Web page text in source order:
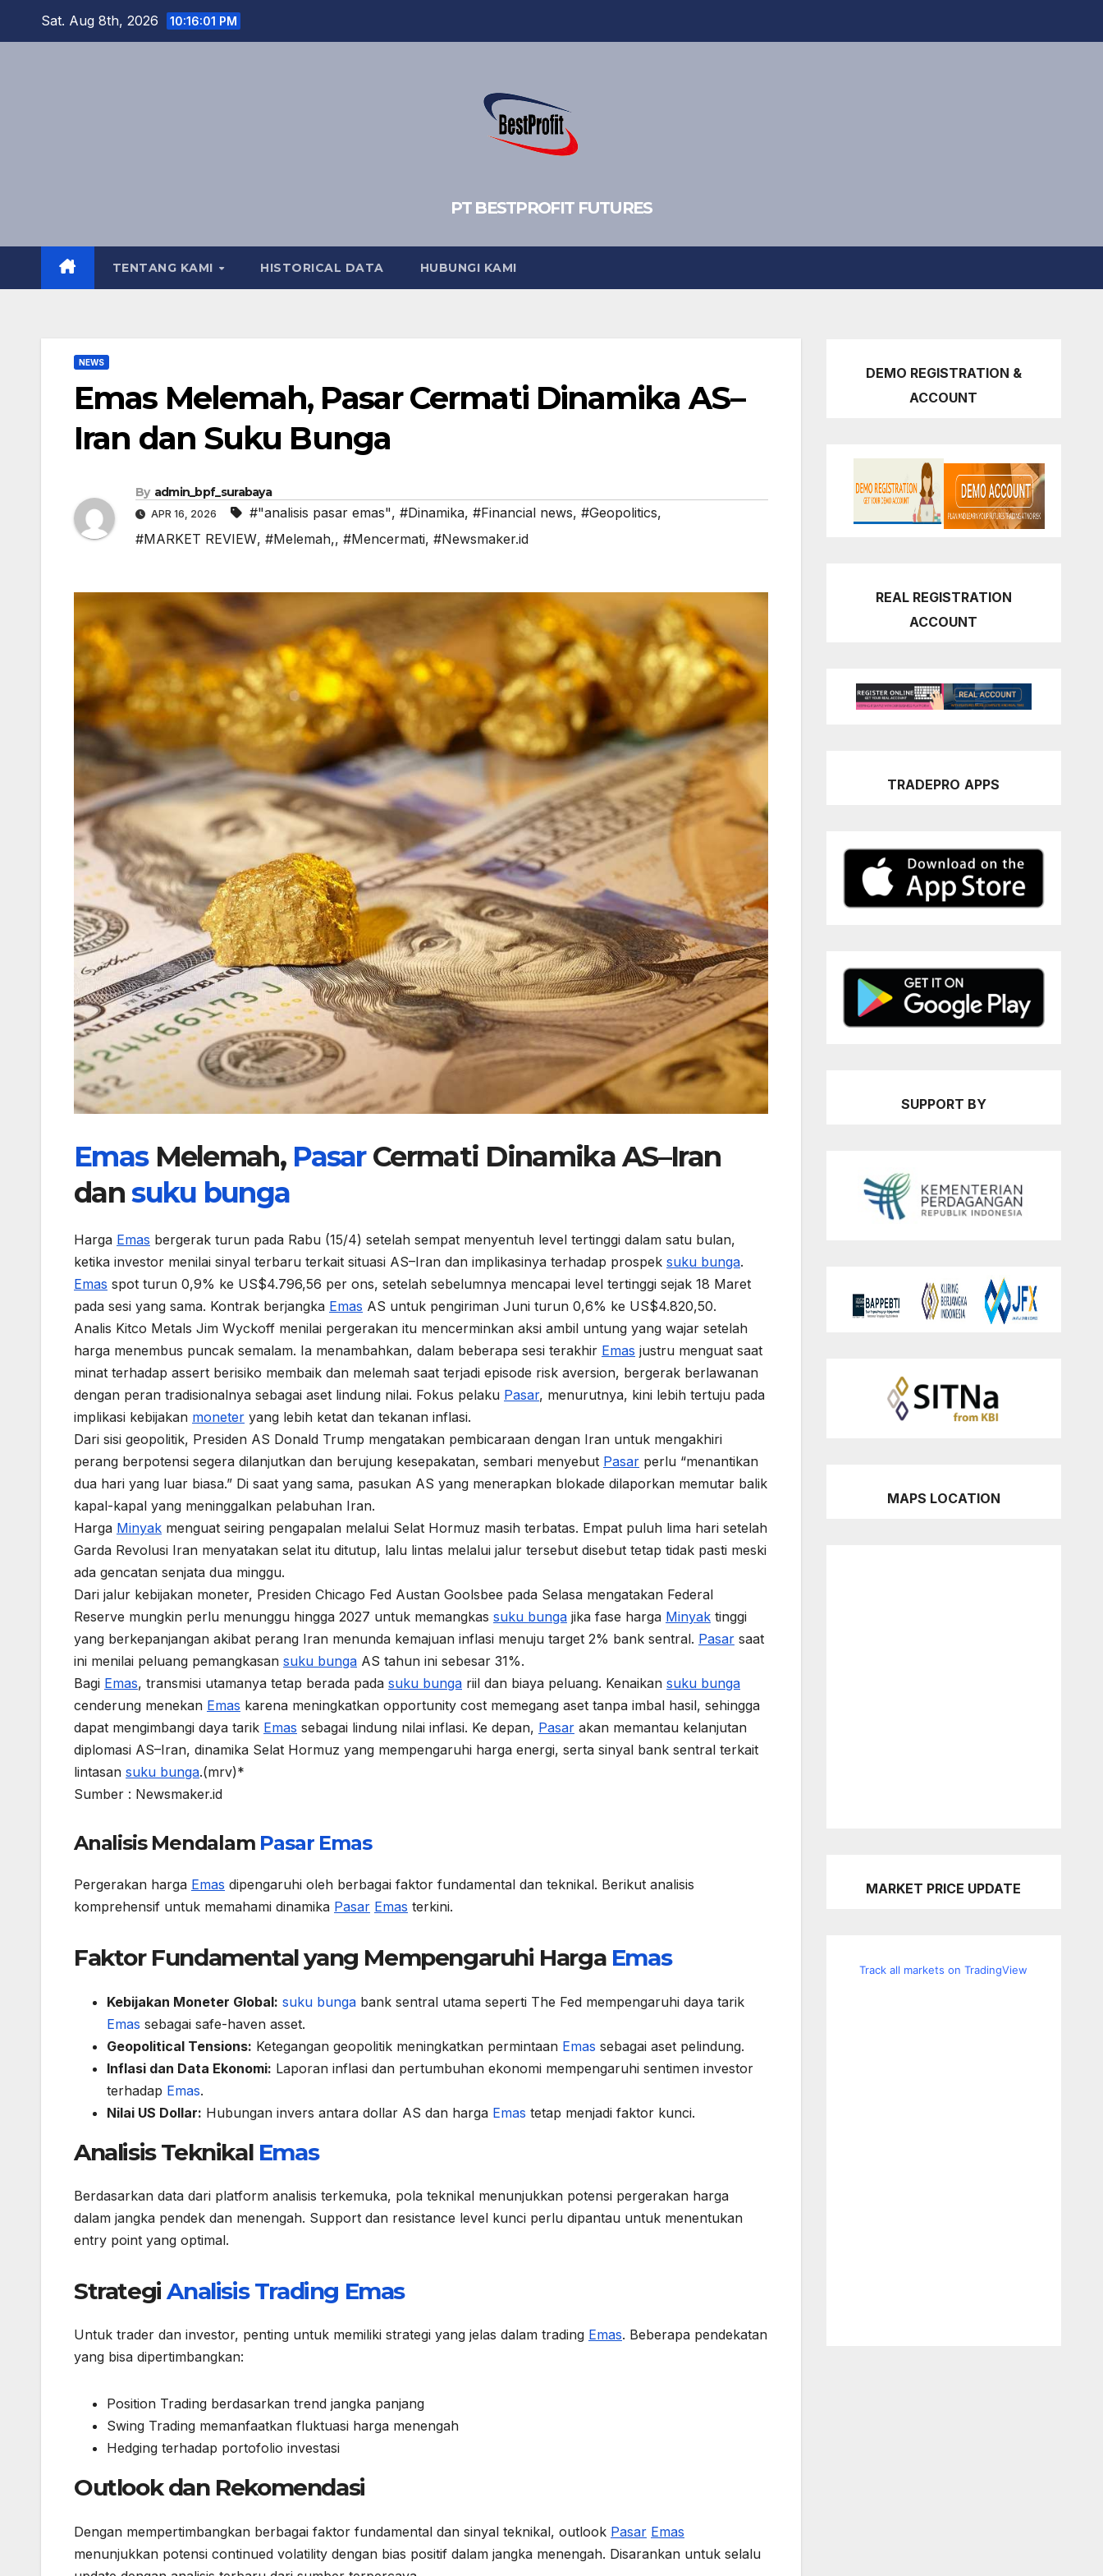
Sat. Aug 8th, 2026 10:16:02 PM
PT BESTPROFIT FUTURES
TENTANG KAMI HISTORICAL DATA HUBUNGI KAMI
NEWS
Emas Melemah, Pasar Cermati Dinamika AS–
Iran dan Suku Bunga
By admin_bpf_surabaya
APR 16, 2026 #"analisis pasar emas", #Dinamika, #Financial news, #Geopolitics,
#MARKET REVIEW, #Melemah,, #Mencermati, #Newsmaker.id
EmasMelemah, PasarCermati Dinamika AS–Iran
dansuku bunga
Harga Emas bergerak turun pada Rabu (15/4) setelah sempat menyentuh level tertinggi dalam satu bulan,
ketika investor menilai sinyal terbaru terkait situasi AS–Iran dan implikasinya terhadap prospek suku bunga.
Emas spot turun 0,9% ke US$4.796,56 per ons, setelah sebelumnya mencapai level tertinggi sejak 18 Maret
pada sesi yang sama. Kontrak berjangka Emas AS untuk pengiriman Juni turun 0,6% ke US$4.820,50.
Analis Kitco Metals Jim Wyckoff menilai pergerakan itu mencerminkan aksi ambil untung yang wajar setelah
harga menembus puncak semalam. Ia menambahkan, dalam beberapa sesi terakhir Emas justru menguat saat
minat terhadap assert berisiko membaik dan melemah saat terjadi episode risk aversion, bergerak berlawanan
dengan peran tradisionalnya sebagai aset lindung nilai. Fokus pelaku Pasar, menurutnya, kini lebih tertuju pada
implikasi kebijakan moneter yang lebih ketat dan tekanan inflasi.
Dari sisi geopolitik, Presiden AS Donald Trump mengatakan pembicaraan dengan Iran untuk mengakhiri
perang berpotensi segera dilanjutkan dan berujung kesepakatan, sembari menyebut Pasar perlu “menantikan
dua hari yang luar biasa.” Di saat yang sama, pasukan AS yang menerapkan blokade dilaporkan memutar balik
kapal-kapal yang meninggalkan pelabuhan Iran.
Harga Minyak menguat seiring pengapalan melalui Selat Hormuz masih terbatas. Empat puluh lima hari setelah
Garda Revolusi Iran menyatakan selat itu ditutup, lalu lintas melalui jalur tersebut disebut tetap tidak pasti meski
ada gencatan senjata dua minggu.
Dari jalur kebijakan moneter, Presiden Chicago Fed Austan Goolsbee pada Selasa mengatakan Federal
Reserve mungkin perlu menunggu hingga 2027 untuk memangkas suku bunga jika fase harga Minyak tinggi
yang berkepanjangan akibat perang Iran menunda kemajuan inflasi menuju target 2% bank sentral. Pasar saat
ini menilai peluang pemangkasan suku bunga AS tahun ini sebesar 31%.
Bagi Emas, transmisi utamanya tetap berada pada suku bunga riil dan biaya peluang. Kenaikan suku bunga
cenderung menekan Emas karena meningkatkan opportunity cost memegang aset tanpa imbal hasil, sehingga
dapat mengimbangi daya tarik Emas sebagai lindung nilai inflasi. Ke depan, Pasar akan memantau kelanjutan
diplomasi AS–Iran, dinamika Selat Hormuz yang mempengaruhi harga energi, serta sinyal bank sentral terkait
lintasan suku bunga.(mrv)*
Sumber : Newsmaker.id
Analisis Mendalam Pasar Emas
Pergerakan harga Emas dipengaruhi oleh berbagai faktor fundamental dan teknikal. Berikut analisis
komprehensif untuk memahami dinamika Pasar Emas terkini.
Faktor Fundamental yang Mempengaruhi Harga Emas
Kebijakan Moneter Global: suku bunga bank sentral utama seperti The Fed mempengaruhi daya tarik
Emas sebagai safe-haven asset.
Geopolitical Tensions: Ketegangan geopolitik meningkatkan permintaan Emas sebagai aset pelindung.
Inflasi dan Data Ekonomi: Laporan inflasi dan pertumbuhan ekonomi mempengaruhi sentimen investor
terhadap Emas.
Nilai US Dollar: Hubungan invers antara dollar AS dan harga Emas tetap menjadi faktor kunci.
Analisis Teknikal Emas
Berdasarkan data dari platform analisis terkemuka, pola teknikal menunjukkan potensi pergerakan harga
dalam jangka pendek dan menengah. Support dan resistance level kunci perlu dipantau untuk menentukan
entry point yang optimal.
StrategiAnalisis Trading Emas
Untuk trader dan investor, penting untuk memiliki strategi yang jelas dalam trading Emas. Beberapa pendekatan
yang bisa dipertimbangkan:
Position Trading berdasarkan trend jangka panjang
Swing Trading memanfaatkan fluktuasi harga menengah
Hedging terhadap portofolio investasi
Outlook dan Rekomendasi
Dengan mempertimbangkan berbagai faktor fundamental dan sinyal teknikal, outlook Pasar Emas
menunjukkan potensi continued volatility dengan bias positif dalam jangka menengah. Disarankan untuk selalu
DEMO REGISTRATION &
ACCOUNT
REAL REGISTRATION
ACCOUNT
TRADEPRO APPS
SUPPORT BY
MAPS LOCATION
MARKET PRICE UPDATE
Track all markets on TradingView